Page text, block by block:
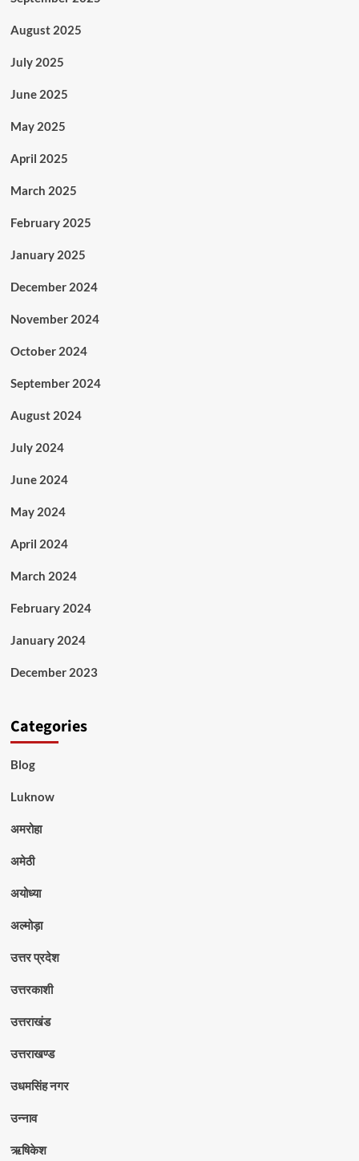
August 2025
July 2025
June 2025
May 2025
April 2025
March 2025
February 2025
January 2025
December 2024
November 2024
October 2024
September 2024
August 2024
July 2024
June 2024
May 2024
April 2024
March 2024
February 2024
January 2024
December 2023
Categories
Blog
Luknow
अमरोहा
अमेठी
अयोध्या
अल्मोड़ा
उत्तर प्रदेश
उत्तरकाशी
उत्तराखंड
उत्तराखण्ड
उधमसिंह नगर
उन्नाव
ऋषिकेश